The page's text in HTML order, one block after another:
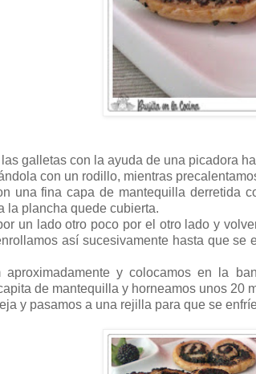
galletas con la ayuda de una picadora
con un rodillo, mientras
una fina capa de mantequilla derretida
la plancha quede cubierta.
un lado otro poco por el otro lado y
así sucesivamente hasta que
y colocamos en la
de mantequilla y horneamos unos 20
y pasamos a una rejilla para que se